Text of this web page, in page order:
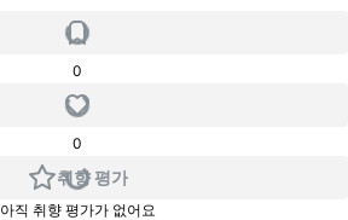
0
0
취향 평가
아직 취향 평가가 없어요